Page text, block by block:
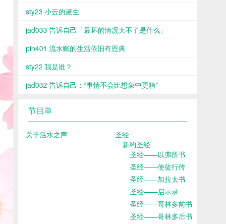
sty23 小云的诞生
jad033 告诉自己「最坏的情况大不了是什么」
pin401 流水账的生活依旧有恩典
sty22 我是谁？
jad032 告诉自己：“事情不会比想象中更糟”
节目单
关于活水之声
圣经
新约圣经
圣经——以弗所书
圣经——使徒行传
圣经——加拉太书
圣经——启示录
圣经——哥林多前书
圣经——哥林多后书